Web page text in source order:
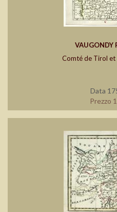
VAUGONDY
Comté de Tirol et
Data
Prezzo